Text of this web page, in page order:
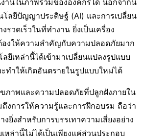
โลยีปัญญาประดิษฐ์ (AI) และการเปลี่ยน
รวดเร็วในที่ทำงาน ยิ่งเป็นเครื่อง
องให้ความสำคัญกับความปลอดภัยมาก
ยีเหล่านี้ได้เข้ามาเปลี่ยนแปลงรูปแบบ
ทำให้เกิดอันตรายในรูปแบบใหม่ได้
ภาพและความปลอดภัยที่ปลูกฝังภายใน
งการให้ความรู้และการฝึกอบรม ถือว่า
ยิ่งสำหรับการบรรเทาความเสี่ยงอย่าง
หล่านี้ไม่ได้เป็นเพียงแค่ส่วนประกอบ